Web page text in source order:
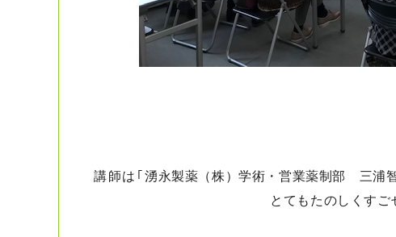
講師は｢ 湧永製薬（株）学術・営業薬制部 三浦
とてもたのしくすご